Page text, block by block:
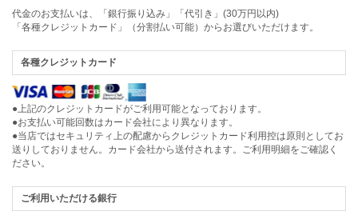
代金のお支払いは、「銀行振り込み」「代引き」(30万円以内)
「各種クレジットカード」（分割払い可能）からお選びいただけます。
各種クレジットカード
●上記のクレジットカードがご利用可能となっております。
●お支払い可能回数はカード会社により異なります。
●当店ではセキュリティ上の配慮からクレジットカード利用控は原則としてお
送りしておりません。カード会社から送付されます。ご利用明細をご確認く
ださい。
ご利用いただける銀行